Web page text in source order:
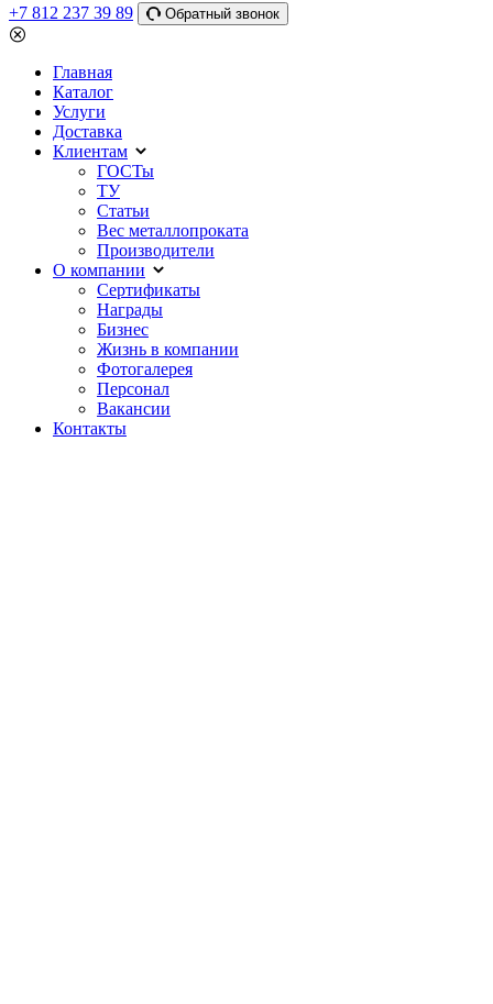
+7 812 237 39 89 Обратный звонок
Главная
Каталог
Услуги
Доставка
Клиентам
ГОСТы
ТУ
Статьи
Вес металлопроката
Производители
О компании
Сертификаты
Награды
Бизнес
Жизнь в компании
Фотогалерея
Персонал
Вакансии
Контакты